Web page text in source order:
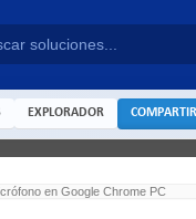
EXPLORADOR
en Google Chrome PC